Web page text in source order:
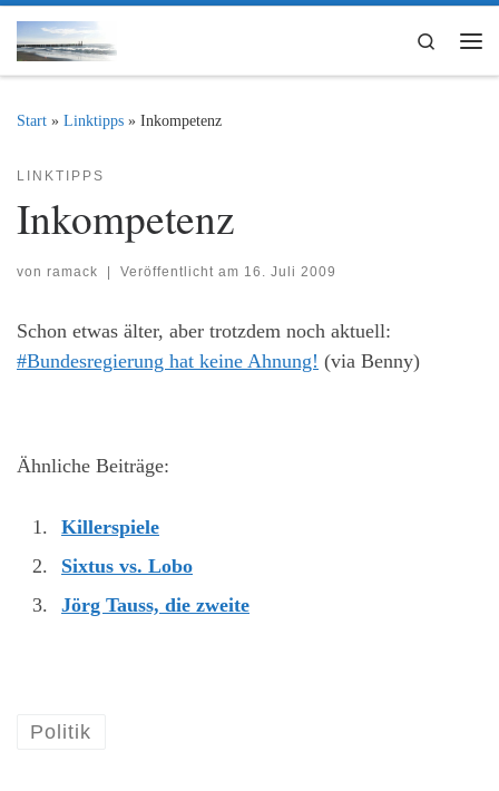
Zum Inhalt springen
Search
Start » Linktipps » Inkompetenz
LINKTIPPS
Inkompetenz
von ramack | Veröffentlicht am 16. Juli 2009
Schon etwas älter, aber trotzdem noch aktuell:
#Bundesregierung hat keine Ahnung! (via Benny)
Ähnliche Beiträge:
Killerspiele
Sixtus vs. Lobo
Jörg Tauss, die zweite
Politik